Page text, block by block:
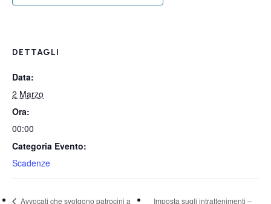
DETTAGLI
Data:
2 Marzo
Ora:
00:00
Categoria Evento:
Scadenze
Avvocati che svolgono patrocini a
Imposta sugli intrattenimenti –